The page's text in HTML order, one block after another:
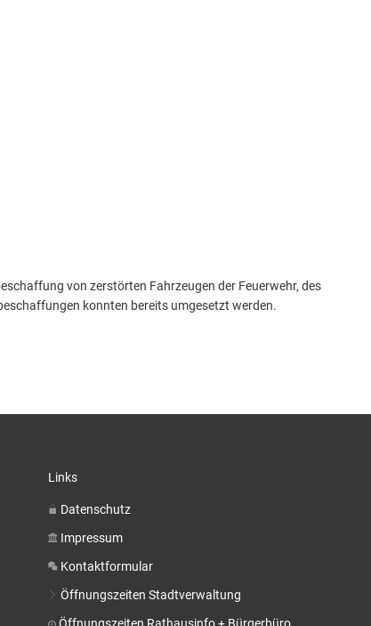
von zerstörten Fahrzeugen der Feuerwehr, des
konnten bereits umgesetzt werden.
Links
Datenschutz
Impressum
Kontaktformular
Öffnungszeiten Stadtverwaltung